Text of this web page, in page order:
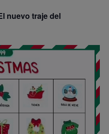
nuevo traje del